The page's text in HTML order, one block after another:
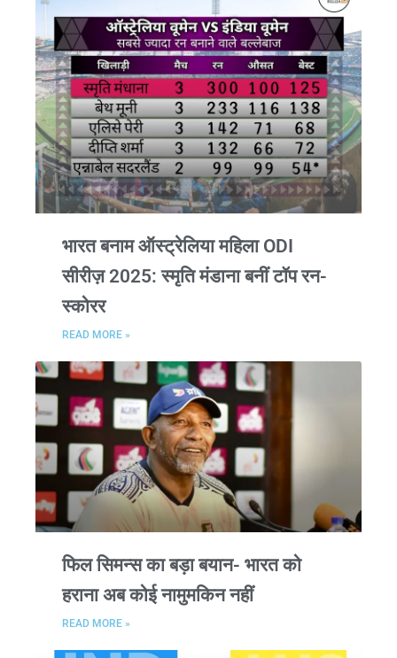
भारत बनाम ऑस्ट्रेलिया महिला ODI
सीरीज़ 2025: स्मृति मंडाना बनीं टॉप रन-
स्कोरर
READ MORE »
फिल सिमन्स का बड़ा बयान- भारत को
हराना अब कोई नामुमकिन नहीं
READ MORE »